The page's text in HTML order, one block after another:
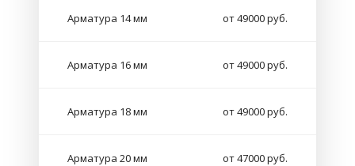
Арматура 14 мм от 49000 руб.
Арматура 16 мм от 49000 руб.
Арматура 18 мм от 49000 руб.
Арматура 20 мм от 47000 руб.